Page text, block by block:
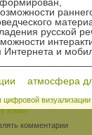
русской
Интернета и
атмосфера
языку
комментарии